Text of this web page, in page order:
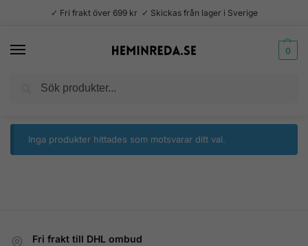
✓ Fri frakt över 699 kr ✓ Skickas från lager i Sverige
0
Produkter märkta ”disney”
Inga produkter hittades som motsvarar ditt val.
Fri frakt till DHL ombud